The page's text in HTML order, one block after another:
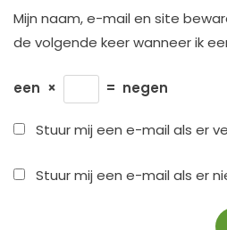
Mijn naam, e-mail en site
de volgende keer wanneer ik
een × = negen
Stuur mij een e-mail als er
Stuur mij een e-mail als er